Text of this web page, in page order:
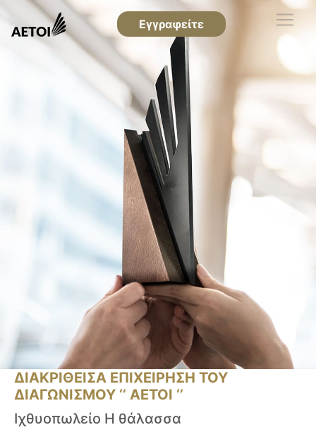
Εγγραφείτε
ΔΙΑΚΡΙΘΕΙΣΑ ΕΠΙΧΕΙΡΗΣΗ ΤΟΥ
ΔΙΑΓΩΝΙΣΜΟΥ ‘’ ΑΕΤΟΙ ‘’
Ιχθυοπωλείο Η θάλασσα